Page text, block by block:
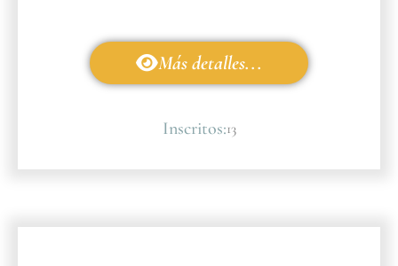
Más detalles...
Inscritos:13